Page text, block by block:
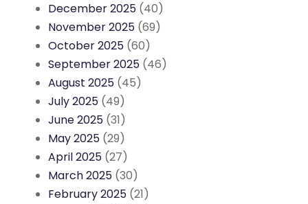
December 2025 (40)
November 2025 (69)
October 2025 (60)
September 2025 (46)
August 2025 (45)
July 2025 (49)
June 2025 (31)
May 2025 (29)
April 2025 (27)
March 2025 (30)
February 2025 (21)